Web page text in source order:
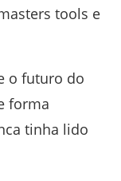
tools e
o futuro do
forma
tinha lido